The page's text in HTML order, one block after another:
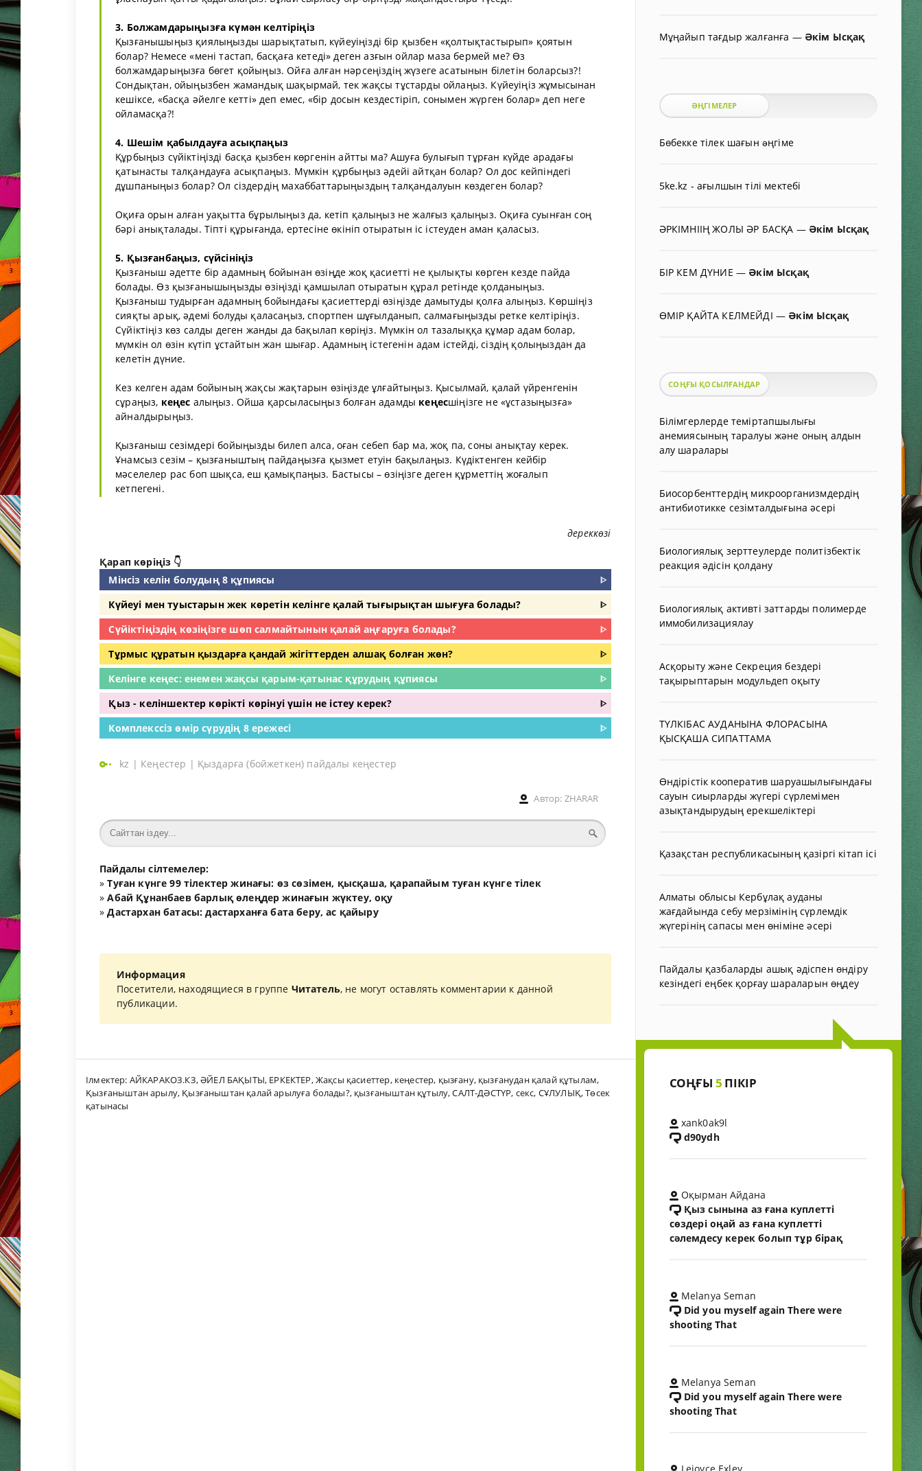
3. Болжамдарыңызға күмән келтіріңіз
Қызғанышыңыз қиялыңызды шарықтатып, күйеуіңізді бір қызбен «қолтықтастырып» қоятын
болар? Немесе «мені тастап, басқаға кетеді» деген азғын ойлар маза бермей ме? Өз
болжамдарыңызға бөгет қойыңыз. Ойға алған нәрсеңіздің жүзеге асатынын білетін боларсыз?!
Сондықтан, ойыңызбен жамандық шақырмай, тек жақсы тұстарды ойлаңыз. Күйеуіңіз жұмысынан
кешіксе, «басқа әйелге кетті» деп емес, «бір досын кездестіріп, сонымен жүрген болар» деп неге
ойламасқа?!
4. Шешім қабылдауға асықпаңыз
Құрбыңыз сүйіктіңізді басқа қызбен көргенін айтты ма? Ашуға булығып тұрған күйде арадағы
қатынасты талқандауға асықпаңыз. Мүмкін құрбыңыз әдейі айтқан болар? Ол дос кейпіндегі
дұшпаныңыз болар? Ол сіздердің махаббаттарыңыздың талқандалуын көздеген болар?
Оқиға орын алған уақытта бұрылыңыз да, кетіп қалыңыз не жалғыз қалыңыз. Оқиға суынған соң
бәрі анықталады. Тіпті құрығанда, ертесіне өкініп отыратын іс істеуден аман қаласыз.
5. Қызғанбаңыз, сүйсініңіз
Қызғаныш әдетте бір адамның бойынан өзіңде жоқ қасиетті не қылықты көрген кезде пайда
болады. Өз қызғанышыңызды өзіңізді қамшылап отыратын құрал ретінде қолданыңыз.
Қызғаныш тудырған адамның бойындағы қасиеттерді өзіңізде дамытуды қолға алыңыз. Көршіңіз
сияқты арық, әдемі болуды қаласаңыз, спортпен шұғылданып, салмағыңызды ретке келтіріңіз.
Сүйіктіңіз көз салды деген жанды да бақылап көріңіз. Мүмкін ол тазалыққа құмар адам болар,
мүмкін ол өзін күтіп ұстайтын жан шығар. Адамның істегенін адам істейді, сіздің қолыңыздан да
келетін дүние.
Кез келген адам бойының жақсы жақтарын өзіңізде ұлғайтыңыз. Қысылмай, қалай үйренгенін
сұраңыз, кеңес алыңыз. Ойша қарсыласыңыз болған адамды кеңесшіңізге не «ұстазыңызға»
айналдырыңыз.
Қызғаныш сезімдері бойыңызды билеп алса, оған себеп бар ма, жоқ па, соны анықтау керек.
Ұнамсыз сезім – қызғаныштың пайдаңызға қызмет етуін бақылаңыз. Күдіктенген кейбір
мәселелер рас боп шықса, еш қамықпаңыз. Бастысы – өзіңізге деген құрметтің жоғалып
кетпегені.
дереккөзі
Қарап көріңіз 👇
Мінсіз келін болудың 8 құпиясы
ᐈ
Күйеуі мен туыстарын жек көретін келінге қалай тығырықтан шығуға болады?
ᐈ
Сүйіктіңіздің көзіңізге шөп салмайтынын қалай аңғаруға болады?
ᐈ
Тұрмыс құратын қыздарға қандай жігіттерден алшақ болған жөн?
ᐈ
Келінге кеңес: енемен жақсы қарым-қатынас құрудың құпиясы
ᐈ
Қыз - келіншектер көрікті көрінуі үшін не істеу керек?
ᐈ
Комплекссіз өмір сүрудің 8 ережесі
ᐈ
kz | Кеңестер | Қыздарға (бойжеткен) пайдалы кеңестер
Автор: ZHARAR
Пайдалы сілтемелер:
»Туған күнге 99 тілектер жинағы: өз сөзімен, қысқаша, қарапайым туған күнге тілек
»Абай Құнанбаев барлық өлеңдер жинағын жүктеу, оқу
»Дастархан батасы: дастарханға бата беру, ас қайыру
Информация
Посетители, находящиеся в группе Читатель, не могут оставлять комментарии к данной
публикации.
Ілмектер: АЙКАРАКОЗ.КЗ,ӘЙЕЛ БАҚЫТЫ, ЕРКЕКТЕР,Жақсы қасиеттер, кеңестер, қызғану, қызғанудан қалай құтылам,
Қызғаныштан арылу, Қызғаныштан қалай арылуға болады?, қызғаныштан құтылу,САЛТ-ДӘСТҮР, секс, СҰЛУЛЫҚ,Төсек
қатынасы
Мұңайып тағдыр жалғанға — Әкім Ысқақ
ӘҢГІМЕЛЕР
Бөбекке тілек шағын əңгіме
5ke.kz - ағылшын тілі мектебі
ӘРКІМНІІҢ ЖОЛЫ ӘР БАСҚА — Әкім Ысқақ
БІР КЕМ ДҮНИЕ — Әкім Ысқақ
ӨМІР ҚАЙТА КЕЛМЕЙДІ — Әкім Ысқақ
СОҢҒЫ ҚОСЫЛҒАНДАР
Білімгерлерде теміртапшылығы
анемиясының таралуы және оның алдын
алу шаралары
Биосорбенттердің микроорганизмдердің
антибиотикке сезімталдығына әсері
Биологиялық зерттеулерде политізбектік
реакция әдісін қолдану
Биологиялық активті заттарды полимерде
иммобилизациялау
Асқорыту және Секреция бездері
тақырыптарын модульдеп оқыту
ТҮЛКІБАС АУДАНЫНА ФЛОРАСЫНА
ҚЫСҚАША СИПАТТАМА
Өндірістік кооператив шаруашылығындағы
сауын сиырларды жүгері сүрлемімен
азықтандырудың ерекшеліктері
Қазақстан республикасының қазіргі кітап ісі
Алматы облысы Кербұлақ ауданы
жағдайында себу мерзімінің сүрлемдік
жүгерінің сапасы мен өніміне әсері
Пайдалы қазбаларды ашық әдіспен өндіру
кезіндегі еңбек қорғау шараларын өңдеу
СОҢҒЫ 5 ПІКІР
xank0ak9l
d90ydh
Оқырман Айдана
Қыз сынына аз ғана куплетті
сөздері оңай аз ғана куплетті
сәлемдесу керек болып тұр бірақ
Melanya Seman
Did you myself again There were
shooting That
Melanya Seman
Did you myself again There were
shooting That